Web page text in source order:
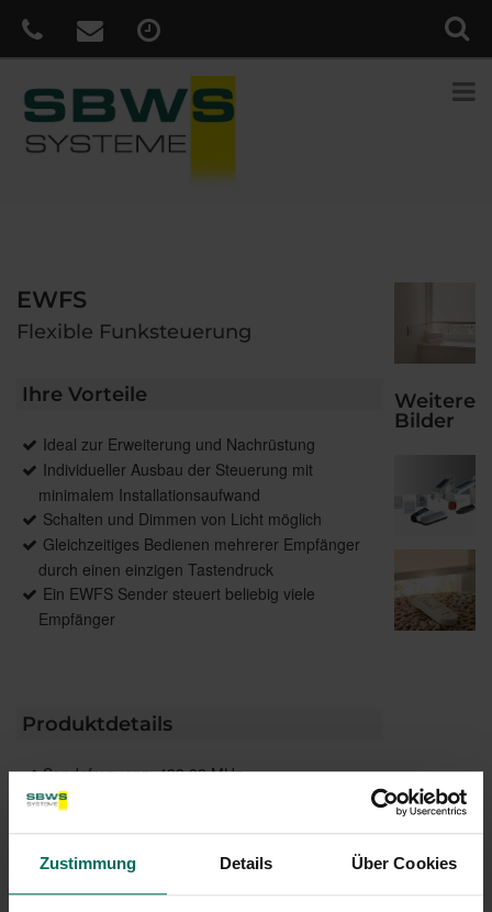
Zustimmung Details Über Cookies
EWFS
Flexible Funksteuerung
Ihre Vorteile
Ideal zur Erweiterung und Nachrüstung
Individueller Ausbau der Steuerung mit
minimalem Installationsaufwand
Schalten und Dimmen von Licht möglich
Gleichzeitiges Bedienen mehrerer Empfänger
durch einen einzigen Tastendruck
Ein EWFS Sender steuert beliebig viele
Empfänger
Produktdetails
Sendefrequenz: 433,92 MHz
Kanäle: 1-8 Kanäle zur Ansteuerung
Niederschlag, Zeit, Dämmerung über
Astrofunktion
Weitere
Bilder